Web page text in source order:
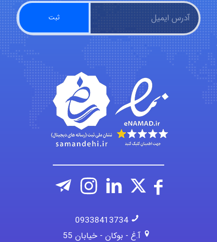
emami
ehtesham
Iman Hosseini
09338413734
آ.غ - بوکان - خیابان 55